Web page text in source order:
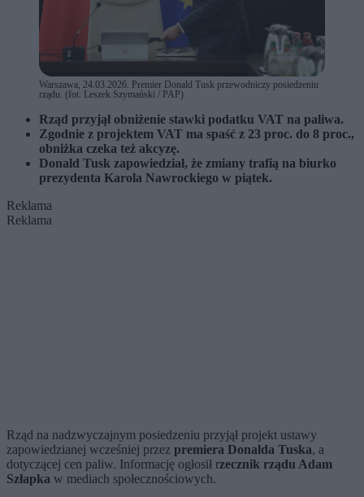
Warszawa, 24.03.2026. Premier Donald Tusk przewodniczy posiedzeniu
rządu. (fot. Leszek Szymański / PAP)
Rząd przyjął obniżenie stawki podatku VAT na paliwa.
Zgodnie z projektem VAT ma spaść z 23 proc. do 8 proc.,
obniżka czeka też akcyzę.
Donald Tusk zapowiedział, że zmiany trafią na biurko
prezydenta Karola Nawrockiego w piątek.
Reklama
Reklama
Rząd na nadzwyczajnym posiedzeniu przyjął projekt ustawy
zapowiedzianej wcześniej przez premiera Donalda Tuska, a
dotyczącej cen paliw. Informację ogłosił rzecznik rządu Adam
Szłapka w mediach społecznościowych.